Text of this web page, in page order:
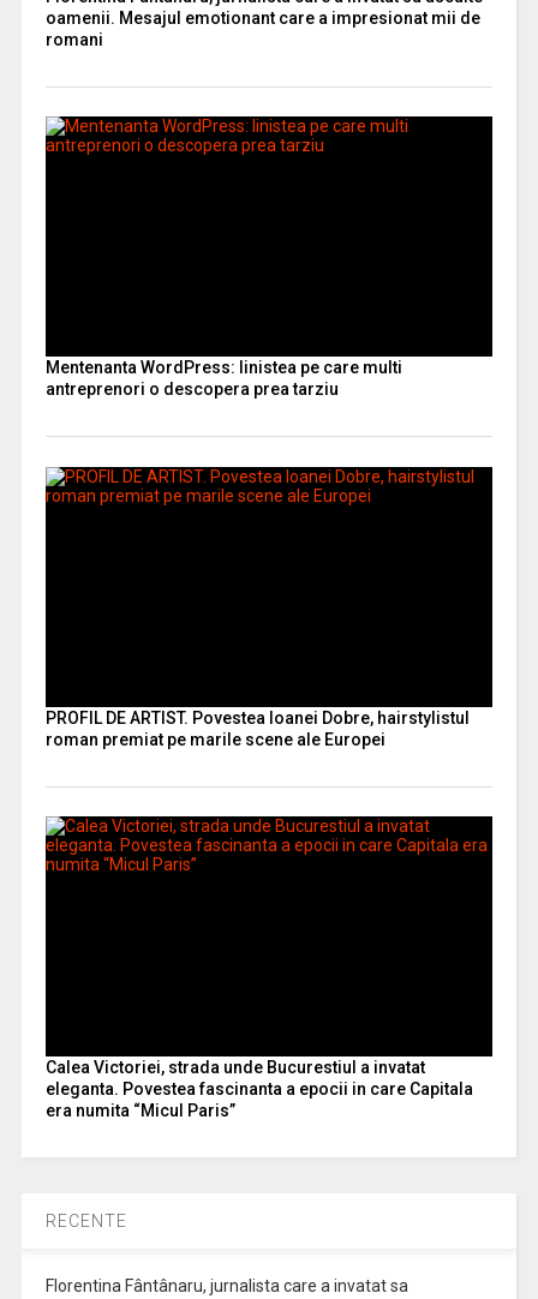
oamenii. Mesajul emotionant care a impresionat mii de
romani
Mentenanta WordPress: linistea pe care multi
antreprenori o descopera prea tarziu
PROFIL DE ARTIST. Povestea Ioanei Dobre, hairstylistul
roman premiat pe marile scene ale Europei
Calea Victoriei, strada unde Bucurestiul a invatat
eleganta. Povestea fascinanta a epocii in care Capitala
era numita “Micul Paris”
RECENTE
Florentina Fântânaru, jurnalista care a invatat sa